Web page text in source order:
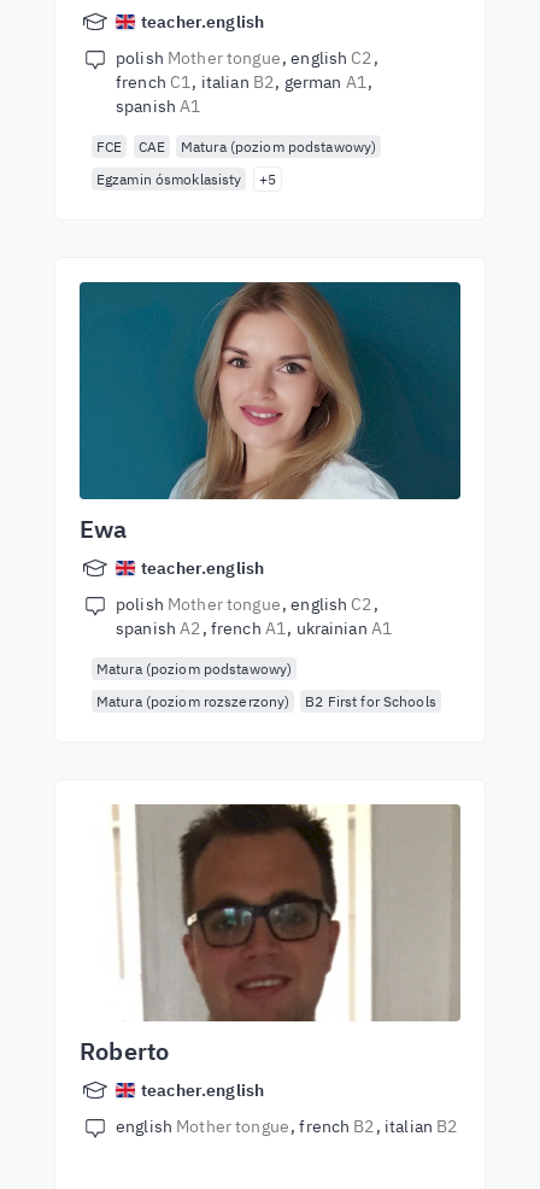
teacher.english
polish Mother tongue english C2
french C1 italian B2 german A1
spanishA1
FCE CAE
Matura (poziom podstawowy)
Egzamin ósmoklasisty
+5
Ewa
teacher.english
polish Mother tongue english C2
spanishA2 french A1 ukrainian A1
Matura (poziom podstawowy)
Matura (poziom rozszerzony)
B2 First for Schools
Roberto
teacher.english
english Mother tongue french B2 italian B2